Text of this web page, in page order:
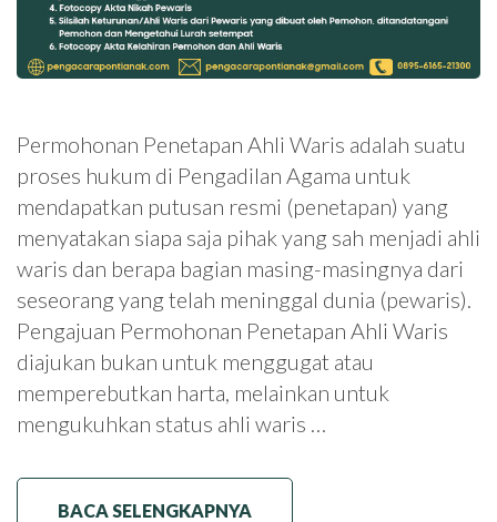
Permohonan Penetapan Ahli Waris adalah suatu
proses hukum di Pengadilan Agama untuk
mendapatkan putusan resmi (penetapan) yang
menyatakan siapa saja pihak yang sah menjadi ahli
waris dan berapa bagian masing-masingnya dari
seseorang yang telah meninggal dunia (pewaris).
Pengajuan Permohonan Penetapan Ahli Waris
diajukan bukan untuk menggugat atau
memperebutkan harta, melainkan untuk
mengukuhkan status ahli waris …
BACA SELENGKAPNYA